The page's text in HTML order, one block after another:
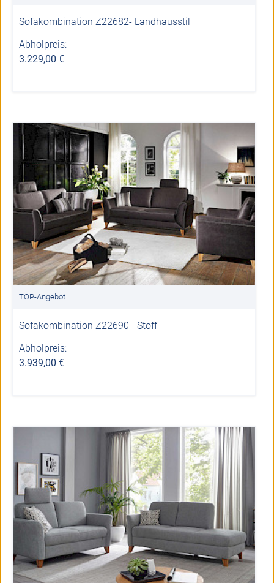
Sofakombination Z22682- Landhausstil
Abholpreis:
3.229,00 €
TOP-Angebot
Sofakombination Z22690 - Stoff
Abholpreis:
3.939,00 €